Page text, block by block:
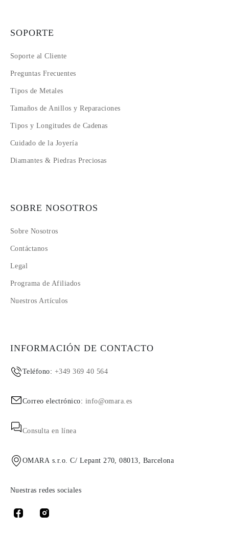
SOPORTE
Soporte al Cliente
Preguntas Frecuentes
Tipos de Metales
Tamaños de Anillos y Reparaciones
Tipos y Longitudes de Cadenas
Cuidado de la Joyería
Diamantes & Piedras Preciosas
SOBRE NOSOTROS
Sobre Nosotros
Contáctanos
Legal
Programa de Afiliados
Nuestros Artículos
INFORMACIÓN DE CONTACTO
Teléfono: +349 369 40 564
Correo electrónico: info@omara.es
Consulta en línea
OMARA s.r.o. C/ Lepant 270, 08013, Barcelona
Nuestras redes sociales